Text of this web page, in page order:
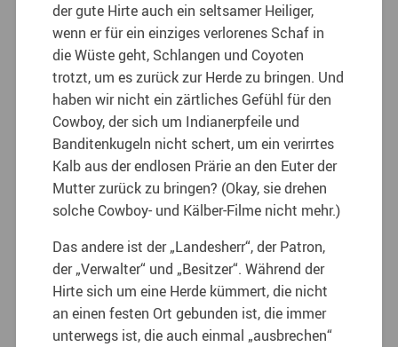
der gute Hirte auch ein seltsamer Heiliger,
wenn er für ein einziges verlorenes Schaf in
die Wüste geht, Schlangen und Coyoten
trotzt, um es zurück zur Herde zu bringen. Und
haben wir nicht ein zärtliches Gefühl für den
Cowboy, der sich um Indianerpfeile und
Banditenkugeln nicht schert, um ein verirrtes
Kalb aus der endlosen Prärie an den Euter der
Mutter zurück zu bringen? (Okay, sie drehen
solche Cowboy- und Kälber-Filme nicht mehr.)
Das andere ist der „Landesherr“, der Patron,
der „Verwalter“ und „Besitzer“. Während der
Hirte sich um eine Herde kümmert, die nicht
an einen festen Ort gebunden ist, die immer
unterwegs ist, die auch einmal „ausbrechen“